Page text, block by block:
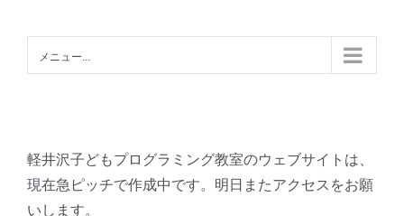
contentメニュー...
軽井沢子どもプログラミング教室のウェブサイトは、
現在急ピッチで作成中です。明日またアクセスをお願
いします。